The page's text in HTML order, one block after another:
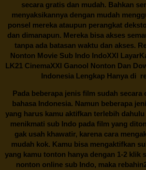
secara gratis dan mudah. Bahkan
menyaksikannya dengan mudah
ponsel mereka ataupun perangkat
dan dimanapun. Mereka bisa akses
tanpa ada batasan waktu dan akses.
Nonton Movie Sub Indo IndoXXI
LK21 CinemaXXI Ganool Nonton Dan
Indonesia Lengkap Hanya di
Pada beberapa jenis film sudah
bahasa Indonesia. Namun beberapa
yang harus kamu aktifkan terlebih
menikmati sub Indo pada film yang
gak usah khawatir, karena cara
mudah kok. Kamu bisa mengaktifkan
yang kamu tonton hanya dengan 1-2 klik
nonton online sub Indo, maka